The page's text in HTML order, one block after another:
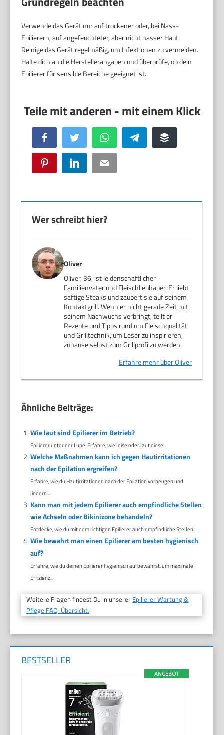
Verwende das Gerät nur auf trockener oder, bei Nass-
Epilierern, auf angefeuchteter, aber nicht nasser Haut.
Reinige das Gerät regelmäßig, um Infektionen zu vermeiden.
Halte dich an die Herstellerangaben und überprüfe, ob dein
Epilierer für sensible Bereiche geeignet ist.
Facebook Twitter WhatsApp Telegram Buffer
Pinterest LinkedIn Email
Wer schreibt hier?
Oliver
Oliver, 36, ist leidenschaftlicher
Familienvater und Fleischliebhaber. Er liebt
saftige Steaks und zaubert sie auf seinem
Kontaktgrill. Wenn er nicht gerade Zeit mit
seinem Nachwuchs verbringt, teilt er
Rezepte und Tipps rund um Fleischqualität
und Grilltechnik, um Leser zu inspirieren,
zuhause selbst zum Grillprofi zu werden.
Erfahre mehr über Oliver
Ähnliche Beiträge:
Wie laut sind Epilierer im Betrieb?
Epilierer unter der Lupe: Erfahre, wie leise oder laut diese...
Welche Maßnahmen kann ich gegen Hautirritationen
nach der Epilation ergreifen?
Erfahre, wie du Hautirritationen nach der Epilation vorbeugen und
lindern...
Kann man mit jedem Epilierer auch empfindliche Stellen
wie Achseln oder Bikinizone behandeln?
Entdecke, wie du mit dem richtigen Epilierer auch empfindliche Stellen...
Wie bewahrt man einen Epilierer am besten hygienisch
auf?
Erfahre, wie du deinen Epilierer hygienisch aufbewahrst, um maximale
Effizienz...
Weitere Fragen findest Du in unserer Epilierer Wartung &
Pflege FAQ-Übersicht.
BESTSELLER
ANGEBOT